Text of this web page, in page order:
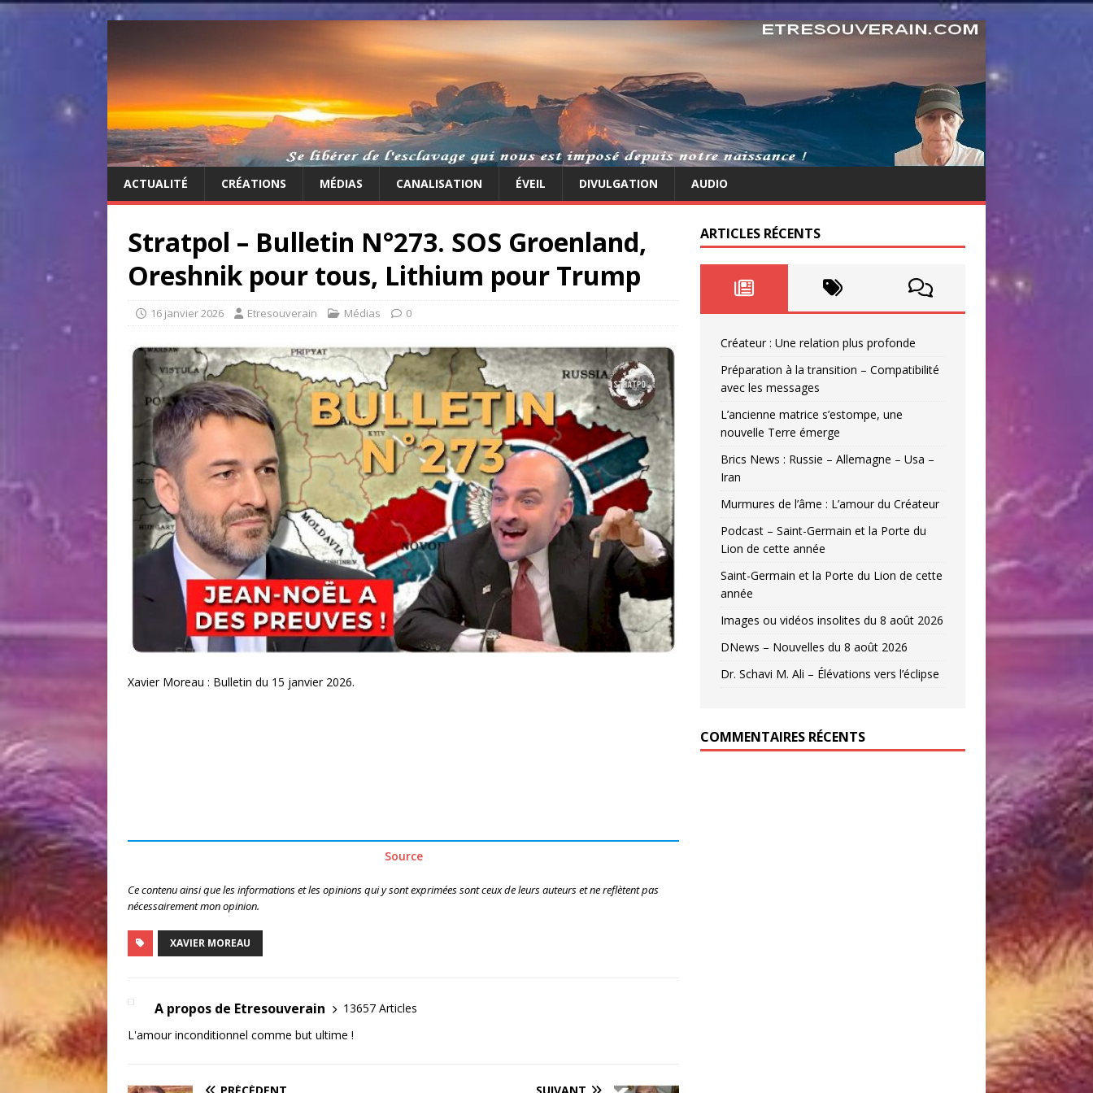
ACTUALITÉ CRÉATIONS MÉDIAS CANALISATION ÉVEIL DIVULGATION AUDIO
Stratpol – Bulletin N°273. SOS Groenland,
Oreshnik pour tous, Lithium pour Trump
16 janvier 2026 Etresouverain Médias 0
Xavier Moreau : Bulletin du 15 janvier 2026.
Source
Ce contenu ainsi que les informations et les opinions qui y sont exprimées sont ceux de leurs auteurs et ne reflètent pas
nécessairement mon opinion.
XAVIER MOREAU
A propos de Etresouverain
13657 Articles
L'amour inconditionnel comme but ultime !
ARTICLES RÉCENTS
Créateur : Une relation plus profonde
Préparation à la transition – Compatibilité
avec les messages
L’ancienne matrice s’estompe, une
nouvelle Terre émerge
Brics News : Russie – Allemagne – Usa –
Iran
Murmures de l’âme : L’amour du Créateur
Podcast – Saint-Germain et la Porte du
Lion de cette année
Saint-Germain et la Porte du Lion de cette
année
Images ou vidéos insolites du 8 août 2026
DNews – Nouvelles du 8 août 2026
Dr. Schavi M. Ali – Élévations vers l’éclipse
COMMENTAIRES RÉCENTS